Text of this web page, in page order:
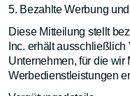
5. Bezahlte Werbung
Diese Mitteilung stellt
Inc. erhält
Unternehmen, für die wir
Werbedienstleistungen